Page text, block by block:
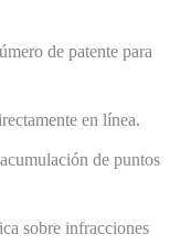
de patente para
en línea.
de puntos
sobre infracciones